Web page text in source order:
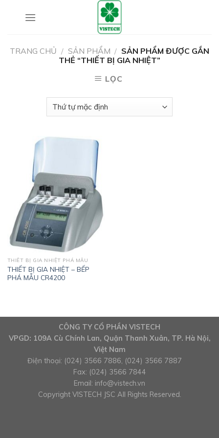
TRANG CHỦ / SẢN PHẨM / SẢN PHẨM ĐƯỢC GẮN
THẺ “THIẾT BỊ GIA NHIỆT”
LỌC
THIẾT BỊ GIA NHIỆT PHÁ MẪU
THIẾT BỊ GIA NHIỆT – BẾP
PHÁ MẪU CR4200
CÔNG TY CỔ PHẦN VISTECH
VPGD: 109A Cù Chính Lan, Quận Thanh Xuân, TP. Hà Nội,
Việt Nam
Điện thoại: (024) 3566 7886, (024) 3566 7887
Fax: (024) 3566 7844
Email: info@vistech.vn
Copyright VISTECH JSC All Rights Reserved.